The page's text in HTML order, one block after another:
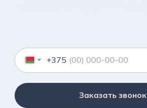
+375
Заказать звонок